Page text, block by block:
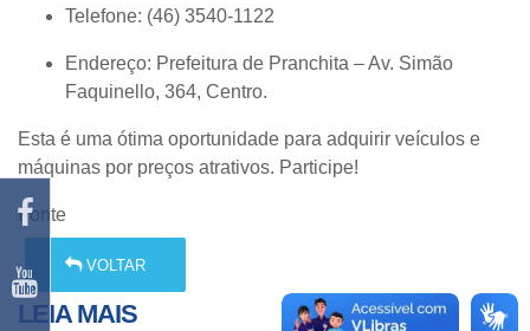
Telefone: (46) 3540-1122
Endereço: Prefeitura de Pranchita – Av. Simão
Faquinello, 364, Centro.
Esta é uma ótima oportunidade para adquirir veículos e
máquinas por preços atrativos. Participe!
Fonte
VOLTAR
LEIA MAIS